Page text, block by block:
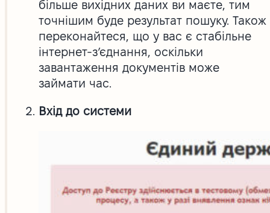
більше вихідних даних ви маєте, тим
точнішим буде результат пошуку. Також
переконайтеся, що у вас є стабільне
інтернет-з’єднання, оскільки
завантаження документів може
займати час.
Вхід до системи